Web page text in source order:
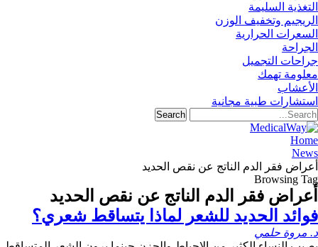
التغذية السليمة
الريجيم وتخفيف الوزن
السعرات الحرارية
الجراحة
جراحات التجميل
معلومة تهمك
الأعشاب
استشارات طبية مجانية
Home
News
أعراض فقر الدم الناتج عن نقص الحديد
Browsing Tag
أعراض فقر الدم الناتج عن نقص الحديد
فوائد الحديد للشعر لماذا يتساقط شعري؟
د. مروة حلمي